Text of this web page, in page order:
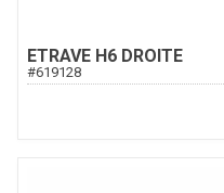
ETRAVE H6 DROITE
#619128